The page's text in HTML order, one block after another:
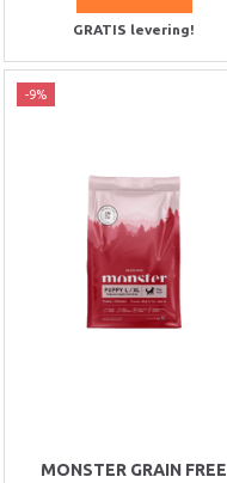
GRATIS levering!
-9%
MONSTER GRAIN FREE